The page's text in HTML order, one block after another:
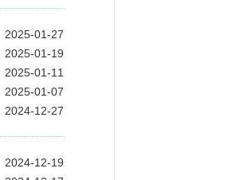
2025-01-27
2025-01-19
2025-01-11
2025-01-07
2024-12-27
2024-12-19